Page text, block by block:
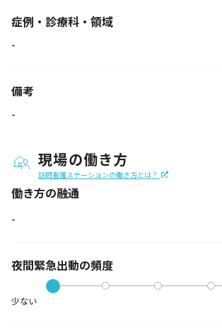
症例・診療科・ 領域
-
備考
-
現場の働き方
訪問看護ステーションの働き方とは？
働き方の融通
-
夜間緊急出動の頻度
少ない